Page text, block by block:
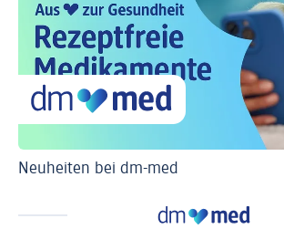
Neuheiten bei dm-med